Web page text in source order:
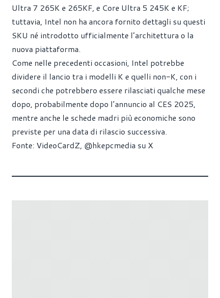
Ultra 7 265K e 265KF, e Core Ultra 5 245K e KF;
tuttavia, Intel non ha ancora fornito dettagli su questi
SKU né introdotto ufficialmente l’architettura o la
nuova piattaforma.
Come nelle precedenti occasioni, Intel potrebbe
dividere il lancio tra i modelli K e quelli non-K, con i
secondi che potrebbero essere rilasciati qualche mese
dopo, probabilmente dopo l’annuncio al CES 2025,
mentre anche le schede madri più economiche sono
previste per una data di rilascio successiva.
Fonte: VideoCardZ, @hkepcmedia su X